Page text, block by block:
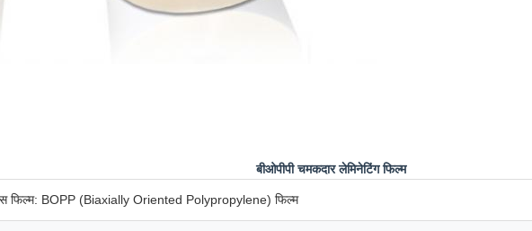
बीओपीपी चमकदार लेमिनेटिंग फिल्म
फिल्म: BOPP (Biaxially Oriented Polypropylene) फिल्म